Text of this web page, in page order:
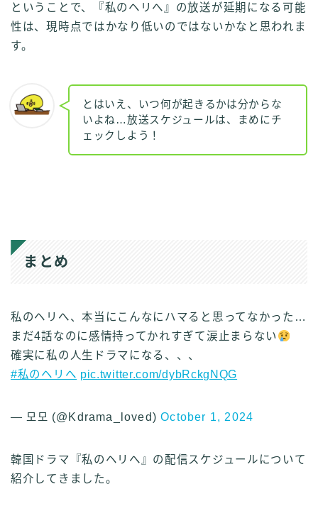
ということで、『私のヘリへ』の放送が延期になる可能
性は、現時点ではかなり低いのではないかなと思われま
す。
とはいえ、いつ何が起きるかは分からな
いよね…放送スケジュールは、まめにチ
ェックしよう！
まとめ
私のヘリへ、本当にこんなにハマると思ってなかった…
まだ4話なのに感情持ってかれすぎて涙止まらない
確実に私の人生ドラマになる、、、
#私のヘリへ pic.twitter.com/dybRckgNQG
— 모모 (@Kdrama_loved)October 1, 2024
韓国ドラマ『私のヘリへ』の配信スケジュールについて
紹介してきました。